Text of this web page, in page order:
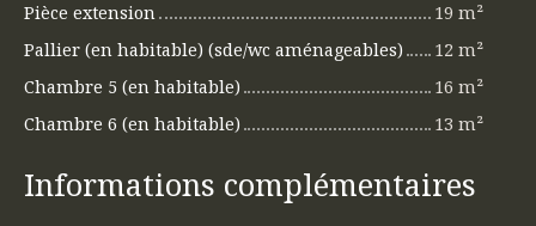
Pièce extension
19 m²
Pallier (en habitable) (sde/wc aménageables)
12 m²
Chambre 5 (en habitable)
16 m²
Chambre 6 (en habitable)
13 m²
Informations complémentaires